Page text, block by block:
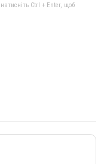
Ctrl + Enter, щоб